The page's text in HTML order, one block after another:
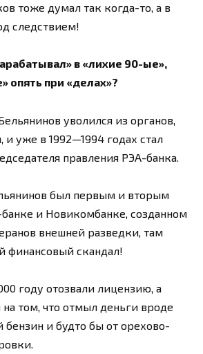
тоже думал так когда-то, а в
следствием!
в «лихие 90-ые»,
опять при «делах»?
уволился из органов,
и уже в 1992—1994 годах стал
правления РЭА-банка.
был первым и вторым
и Новикомбанке, созданном
внешней разведки, там
финансовый скандал!
году отозвали лицензию, а
том, что отмыл деньги вроде
бензин и будто бы от орехово-